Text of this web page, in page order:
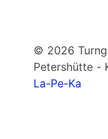
© 2026
Petershütte -
La-Pe-Ka